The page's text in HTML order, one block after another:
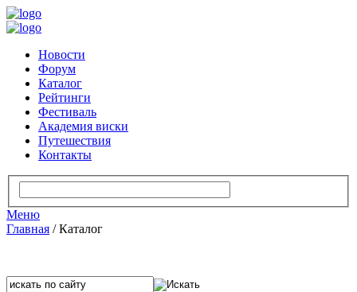
Новости
Форум
Каталог
Рейтинги
Фестиваль
Академия виски
Путешествия
Контакты
Меню
Главная /Каталог